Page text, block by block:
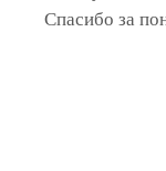
Спасибо за